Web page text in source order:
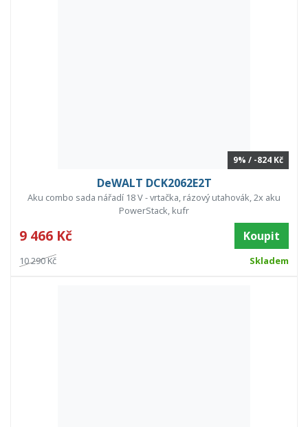
9% / -824 Kč
DeWALT DCK2062E2T
Aku combo sada nářadí 18 V - vrtačka, rázový utahovák, 2x aku
PowerStack, kufr
9 466 Kč Koupit
10 290 Kč Skladem